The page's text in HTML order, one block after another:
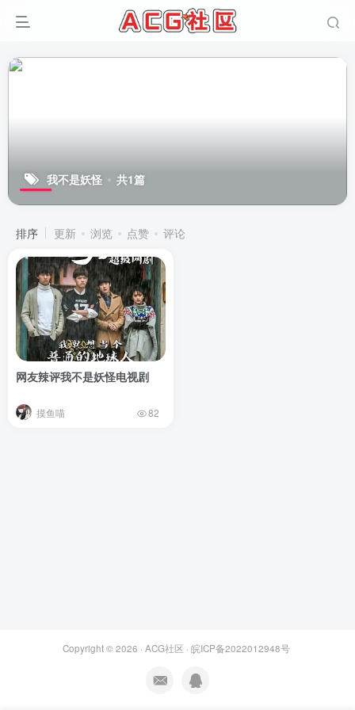
我不是妖怪 共1篇
排序 更新 浏览 点赞 评论
网友辣评我不是妖怪电视剧
摸鱼喵 82
Copyright © 2026 · ACG社区 · 皖ICP备2022012948号